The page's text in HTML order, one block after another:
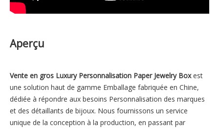
Aperçu
Vente en gros Luxury Personnalisation Paper Jewelry Boxest
une solution haut de gamme Emballage fabriquée en Chine,
dédiée à répondre aux besoins Personnalisation des marques
et des détaillants de bijoux. Nous fournissons un service
unique de la conception à la production, en passant par